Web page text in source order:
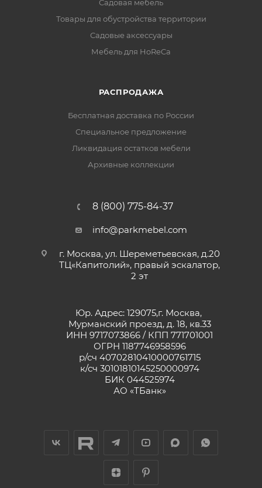
Садовая мебель
Товары для обустройства территории
Садовые аксессуары
Мебель для HoReCa
РАСПРОДАЖА
Бесплатная доставка по России
Специальное предложение
Ликвидация остатков мебели
Архивные коллекции
8 (800) 775-84-37
info@parkmebel.com
г. Москва, ул. Шереметьевская, д.20
ТЦ«Капитолий», правый эскалатор,
2 эт
Юр. Адрес: 129075,г. Москва,
Мурманский проезд, д. 18, кв.33
ИНН 9717073866 / КПП 771701001
ОГРН 1187746958596
р/сч 40702810410000761715
к/сч 30101810145250000974
БИК 044525974
АО «ТБанк»